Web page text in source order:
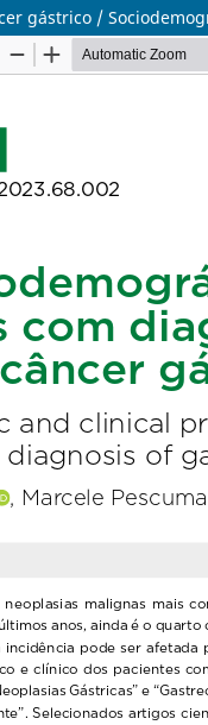
gástrico /